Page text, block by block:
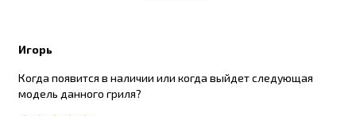
Игорь
Когда появится в наличии или когда выйдет следующая
модель данного гриля?